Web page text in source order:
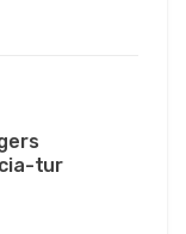
tur